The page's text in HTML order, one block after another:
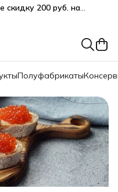
2 000₽ в корзине
при оплате наличными
заказе от 5 000 руб.
Полуфабрикаты